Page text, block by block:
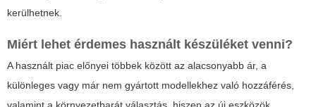
kerülhetnek.
Miért lehet érdemes használt készüléket venni?
A használt piac előnyei többek között az alacsonyabb ár, a
különleges vagy már nem gyártott modellekhez való hozzáférés,